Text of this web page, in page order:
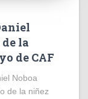
la
de CAF
Noboa
de la niñez